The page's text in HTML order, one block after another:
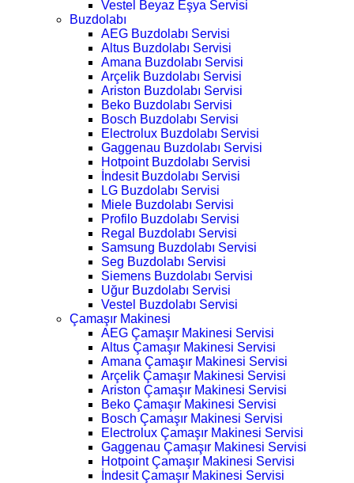
Vestel Beyaz Eşya Servisi
Buzdolabı
AEG Buzdolabı Servisi
Altus Buzdolabı Servisi
Amana Buzdolabı Servisi
Arçelik Buzdolabı Servisi
Ariston Buzdolabı Servisi
Beko Buzdolabı Servisi
Bosch Buzdolabı Servisi
Electrolux Buzdolabı Servisi
Gaggenau Buzdolabı Servisi
Hotpoint Buzdolabı Servisi
İndesit Buzdolabı Servisi
LG Buzdolabı Servisi
Miele Buzdolabı Servisi
Profilo Buzdolabı Servisi
Regal Buzdolabı Servisi
Samsung Buzdolabı Servisi
Seg Buzdolabı Servisi
Siemens Buzdolabı Servisi
Uğur Buzdolabı Servisi
Vestel Buzdolabı Servisi
Çamaşır Makinesi
AEG Çamaşır Makinesi Servisi
Altus Çamaşır Makinesi Servisi
Amana Çamaşır Makinesi Servisi
Arçelik Çamaşır Makinesi Servisi
Ariston Çamaşır Makinesi Servisi
Beko Çamaşır Makinesi Servisi
Bosch Çamaşır Makinesi Servisi
Electrolux Çamaşır Makinesi Servisi
Gaggenau Çamaşır Makinesi Servisi
Hotpoint Çamaşır Makinesi Servisi
İndesit Çamaşır Makinesi Servisi